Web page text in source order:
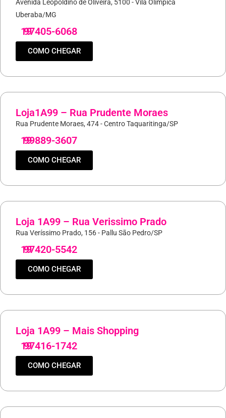
Avenida Leopoldino de Oliveira, 5100 - Vila Olímpica
Uberaba/MG
19
97405-6068
COMO CHEGAR
Loja1A99 – Rua Prudente Moraes
Rua Prudente Moraes, 474 - Centro Taquaritinga/SP
19
99889-3607
COMO CHEGAR
Loja 1A99 – Rua Verissimo Prado
Rua Veríssimo Prado, 156 - Pallu São Pedro/SP
19
97420-5542
COMO CHEGAR
Loja 1A99 – Mais Shopping
19
97416-1742
COMO CHEGAR